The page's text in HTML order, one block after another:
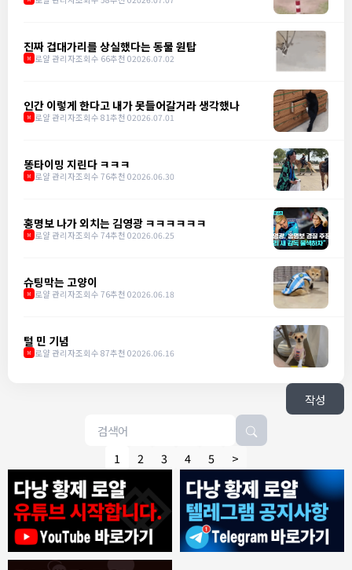
진짜 겁대가리를 상실했다는 동물 원탑
M 로얄 관리자조회수 66추천 02026.07.02
인간 이렇게 한다고 내가 못들어갈거라 생각했나
M 로얄 관리자조회수 81추천 02026.07.01
똥타이밍 지린다 ㅋㅋㅋ
M 로얄 관리자조회수 76추천 02026.06.30
홍명보 나가 외치는 김영광 ㅋㅋㅋㅋㅋㅋ
M 로얄 관리자조회수 74추천 02026.06.25
슈팅막는 고양이
M 로얄 관리자조회수 76추천 02026.06.18
털 민 기념
M 로얄 관리자조회수 87추천 02026.06.16
작성
1 2 3 4 5 >